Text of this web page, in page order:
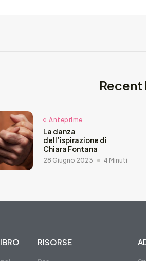
Recent
Anteprime
La danza
dell’ispirazione di
Chiara Fontana
28 Giugno 2023 4 Minuti
RISORSE